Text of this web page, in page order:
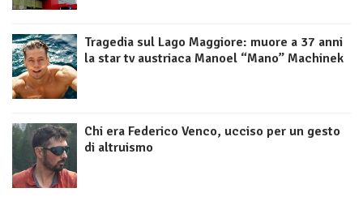
Tragedia sul Lago Maggiore: muore a 37 anni
la star tv austriaca Manoel “Mano” Machinek
Chi era Federico Venco, ucciso per un gesto
di altruismo